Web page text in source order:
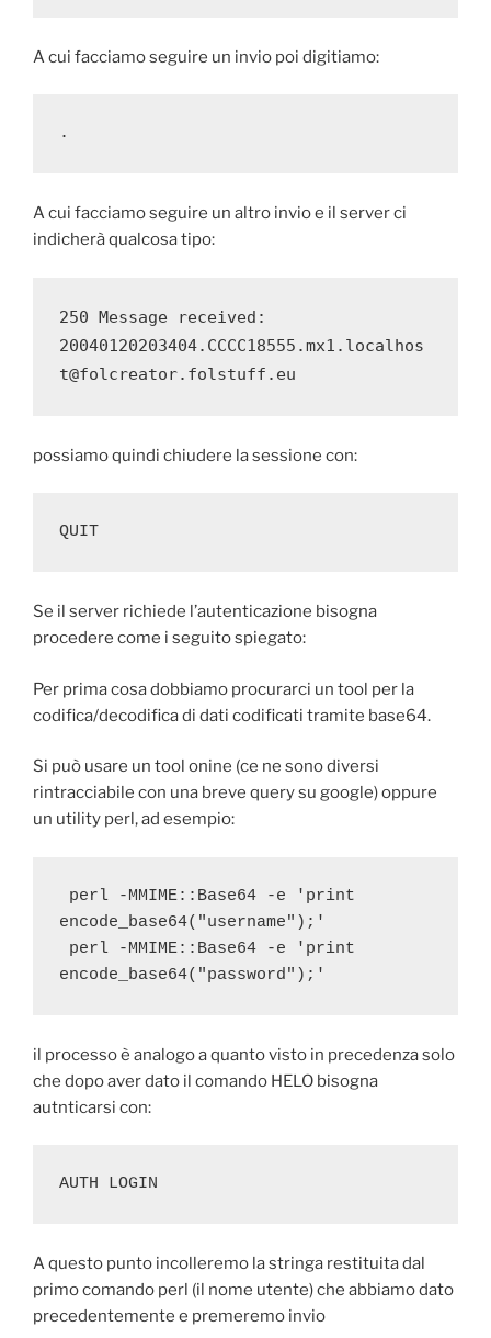
A cui facciamo seguire un invio poi digitiamo:
.
A cui facciamo seguire un altro invio e il server ci
indicherà qualcosa tipo:
250 Message received:
20040120203404.CCCC18555.mx1.localhos
t@folcreator.folstuff.eu
possiamo quindi chiudere la sessione con:
QUIT
Se il server richiede l’autenticazione bisogna
procedere come i seguito spiegato:
Per prima cosa dobbiamo procurarci un tool per la
codifica/decodifica di dati codificati tramite base64.
Si può usare un tool onine (ce ne sono diversi
rintracciabile con una breve query su google) oppure
un utility perl, ad esempio:
encode_base64("username");'
encode_base64("password");'
il processo è analogo a quanto visto in precedenza solo
che dopo aver dato il comando HELO bisogna
autnticarsi con:
AUTH LOGIN
A questo punto incolleremo la stringa restituita dal
primo comando perl (il nome utente) che abbiamo dato
precedentemente e premeremo invio